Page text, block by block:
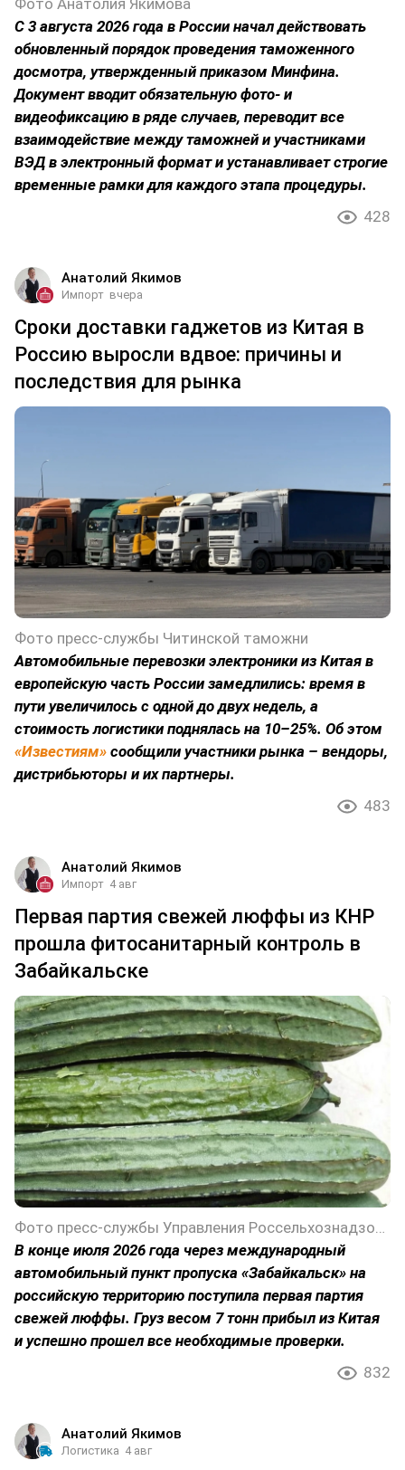
С 3 августа 2026 года в России начал действовать
обновленный порядок проведения таможенного
досмотра, утвержденный приказом Минфина.
Документ вводит обязательную фото- и
видеофиксацию в ряде случаев, переводит все
взаимодействие между таможней и участниками
ВЭД в электронный формат и устанавливает строгие
временные рамки для каждого этапа процедуры.
428
Анатолий Якимов
Импорт вчера
Сроки доставки гаджетов из Китая в
Россию выросли вдвое: причины и
последствия для рынка
Фото пресс-службы Читинской таможни
Автомобильные перевозки электроники из Китая в
европейскую часть России замедлились: время в
пути увеличилось с одной до двух недель, а
стоимость логистики поднялась на 10–25%. Об этом
«Известиям» сообщили участники рынка – вендоры,
дистрибьюторы и их партнеры.
483
Анатолий Якимов
Импорт 4 авг
Первая партия свежей люффы из КНР
прошла фитосанитарный контроль в
Забайкальске
В конце июля 2026 года через международный
автомобильный пункт пропуска «Забайкальск» на
российскую территорию поступила первая партия
свежей люффы. Груз весом 7 тонн прибыл из Китая
и успешно прошел все необходимые проверки.
832
Анатолий Якимов
Логистика 4 авг